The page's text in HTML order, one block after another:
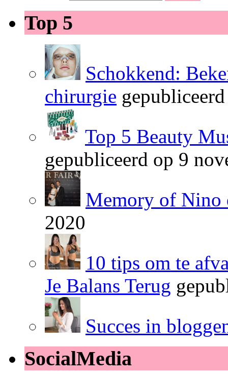
Top 5
Schokkend:
chirurgie
Top 5 Beauty
gepubliceerd op 9
Memory of Nino
2020
10 tips om te
Je Balans Terug
Succes in
SocialMedia